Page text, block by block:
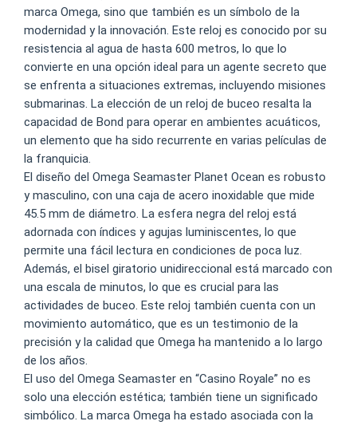
marca Omega, sino que también es un símbolo de la
modernidad y la innovación. Este reloj es conocido por su
resistencia al agua de hasta 600 metros, lo que lo
convierte en una opción ideal para un agente secreto que
se enfrenta a situaciones extremas, incluyendo misiones
submarinas. La elección de un reloj de buceo resalta la
capacidad de Bond para operar en ambientes acuáticos,
un elemento que ha sido recurrente en varias películas de
la franquicia.
El diseño del Omega Seamaster Planet Ocean es robusto
y masculino, con una caja de acero inoxidable que mide
45.5 mm de diámetro. La esfera negra del reloj está
adornada con índices y agujas luminiscentes, lo que
permite una fácil lectura en condiciones de poca luz.
Además, el bisel giratorio unidireccional está marcado con
una escala de minutos, lo que es crucial para las
actividades de buceo. Este reloj también cuenta con un
movimiento automático, que es un testimonio de la
precisión y la calidad que Omega ha mantenido a lo largo
de los años.
El uso del Omega Seamaster en “Casino Royale” no es
solo una elección estética; también tiene un significado
simbólico. La marca Omega ha estado asociada con la